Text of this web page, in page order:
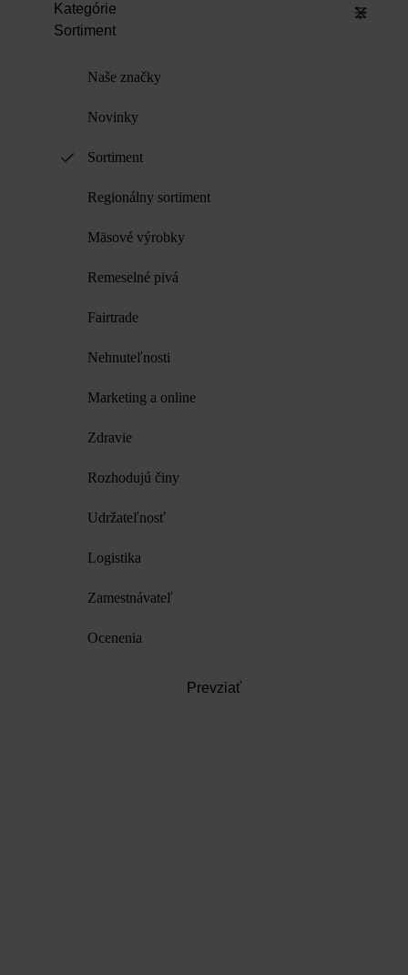
Kategórie
Sortiment
Naše značky
Novinky
Sortiment
Regionálny sortiment
Mäsové výrobky
Remeselné pivá
Fairtrade
Nehnuteľnosti
Marketing a online
Zdravie
Rozhodujú činy
Udržateľnosť
Logistika
Zamestnávateľ
Ocenenia
Prevziať